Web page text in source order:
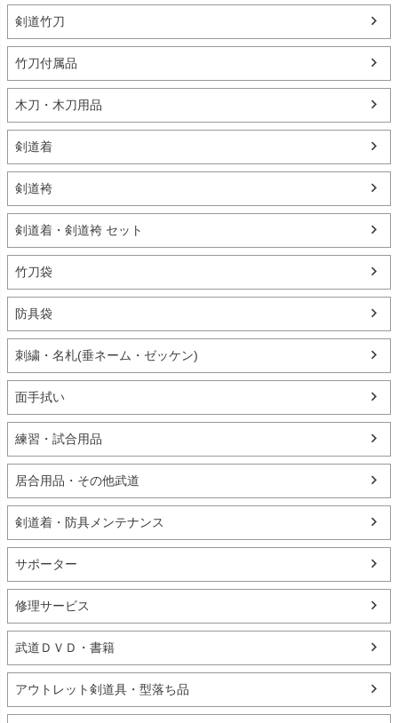
剣道竹刀
竹刀付属品
木刀・木刀用品
剣道着
剣道袴
剣道着・剣道袴 セット
竹刀袋
防具袋
刺繍・名札(垂ネーム・ゼッケン)
面手拭い
練習・試合用品
居合用品・その他武道
剣道着・防具メンテナンス
サポーター
修理サービス
武道ＤＶＤ・書籍
アウトレット剣道具・型落ち品